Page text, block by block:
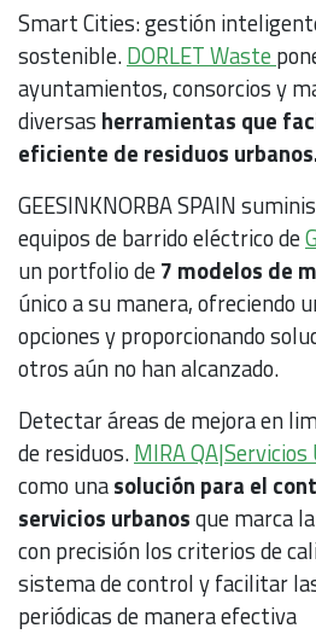
Smart Cities: gestión
sostenible.DORLET Waste
ayuntamientos, consorcios y
diversas herramientas que
eficiente de residuos
GEESINKNORBA SPAIN
equipos de barrido eléctrico de
un portfolio de7 modelos de
único a su manera, ofreciendo
opciones y proporcionando
otros aún no han alcanzado.
Detectar áreas de mejora en
de residuos.MIRA
como unasolución para el
servicios urbanosque marca
con precisión los criterios de
sistema de control y facilitar
periódicas de manera efectiva